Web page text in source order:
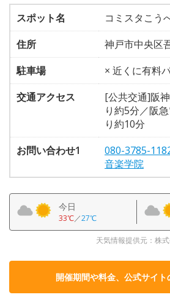
スポット名
コミスタこう
住所
神戸市中央区
駐車場
× 近くに有料
交通アクセス
[公共交通]阪
り約5分／阪
り約10分
お問い合わせ1
080-3785-
音楽学院
今日
33℃／27℃
天気情報提供元：株
開催期間や料金、公式サイト